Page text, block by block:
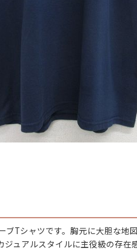
パンツ
Search by
Tシャツです。胸元に大胆な
ュアルスタイルに主役級の存在